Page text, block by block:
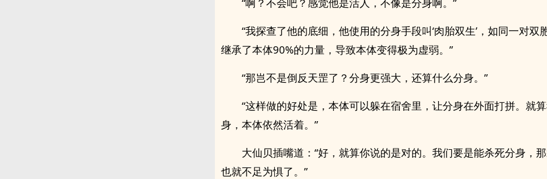
“我探查了他的底细，他使用的分身手段叫‘肉胎双生’，如同一对双
继承了本体90%的力量，导致本体变得极为虚弱。”
“那岂不是倒反天罡了？分身更强大，还算什么分身。”
“这样做的好处是，本体可以躲在宿舍里，让分身在外面打拼。就
身，本体依然活着。”
大仙贝插嘴道：“好，就算你说的是对的。我们要是能杀死分身，
也就不足为惧了。”